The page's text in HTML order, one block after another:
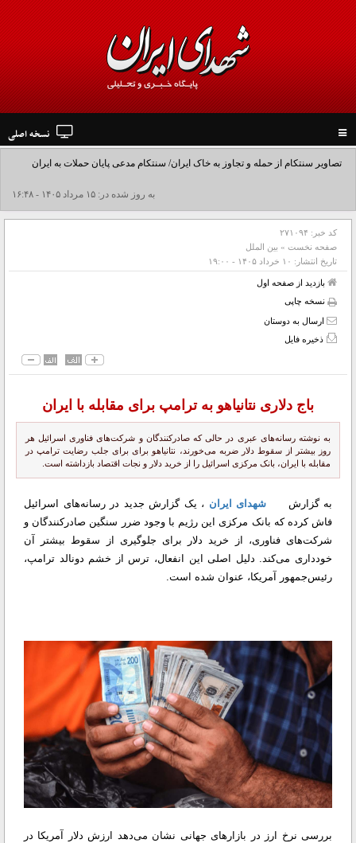
navigation
نسخه اصلی
تصاویر سنتکام از حمله و تجاوز به خاک ایران/ سنتکام مدعی پایان حملات به ایران
شد+فیلم به روز شده در: ۱۵ مرداد ۱۴۰۵ - ۱۶:۴۸
کد خبر: ۲۷۱۰۹۴
صفحه نخست » بین الملل
تاریخ انتشار: ۱۰ خرداد ۱۴۰۵ - ۱۹:۰۰
بازدید از صفحه اول
نسخه چاپی
ارسال به دوستان
ذخیره فایل
باج دلاری نتانیاهو به ترامپ برای مقابله با ایران
به نوشته رسانه‌های عبری در حالی که صادرکنندگان و شرکت‌های فناوری اسرائیل هر
روز بیشتر از سقوط دلار ضربه می‌خورند، نتانیاهو برای برای جلب رضایت ترامپ در
مقابله با ایران، بانک مرکزی اسرائیل را از خرید دلار و نجات اقتصاد بازداشته است.
به گزارش شهدای ایران ، یک گزارش جدید در رسانه‌های اسرائیل
فاش کرده که بانک مرکزی این رژیم با وجود ضرر سنگین صادرکنندگان و
شرکت‌های فناوری، از خرید دلار برای جلوگیری از سقوط بیشتر آن
خودداری می‌کند. دلیل اصلی این انفعال، ترس از خشم دونالد ترامپ،
رئیس‌جمهور آمریکا، عنوان شده است.
بررسی نرخ ارز در بازارهای جهانی نشان می‌دهد ارزش دلار آمریکا در